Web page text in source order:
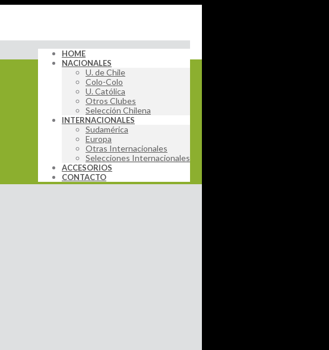
HOME
NACIONALES
U. de Chile
Colo-Colo
U. Católica
Otros Clubes
Selección Chilena
INTERNACIONALES
Sudamérica
Europa
Otras Internacionales
Selecciones Internacionales
ACCESORIOS
CONTACTO